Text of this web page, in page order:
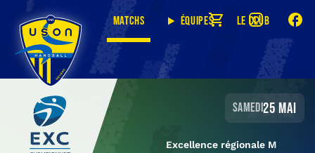
Matchs Équipes Le club
samedi25 mai
Excellence régionale M